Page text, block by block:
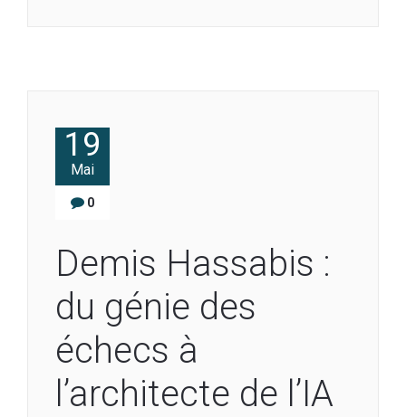
19
Mai
0
Demis Hassabis :
du génie des
échecs à
l’architecte de l’IA